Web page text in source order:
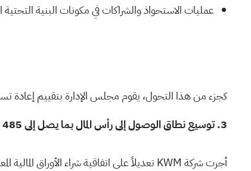
عمليات الاستحواذ والشراكات في مكونات البنية
كجزء من هذا التحول، يقوم مجلس الإدارة بتقييم إعادة
3. توسيع نطاق الوصول إلى رأس المال بما يصل إلى 485 مليون دولار